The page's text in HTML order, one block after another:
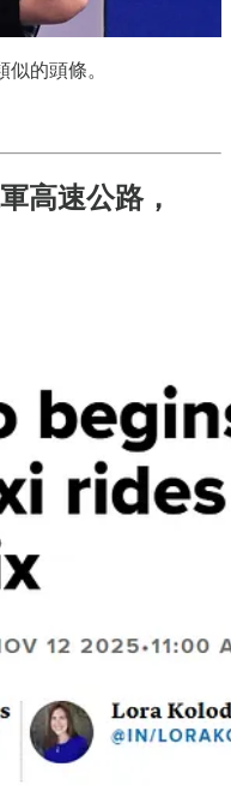
的頭條。
高速公路，